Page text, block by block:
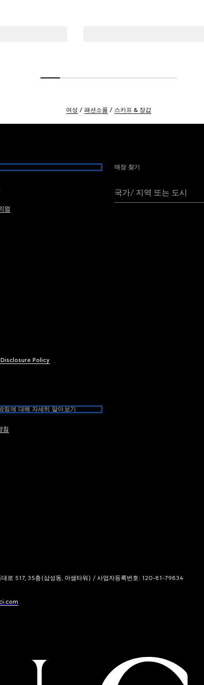
여성 패션소품 스카프 & 장갑
엄
Policy
침에 대해 자세히 알아보기
침
매장 찾기
국가/ 지역 또는 도시
대로 517, 35층(삼성동, 아셈타워) / 사업자등록번호: 120-81-79834